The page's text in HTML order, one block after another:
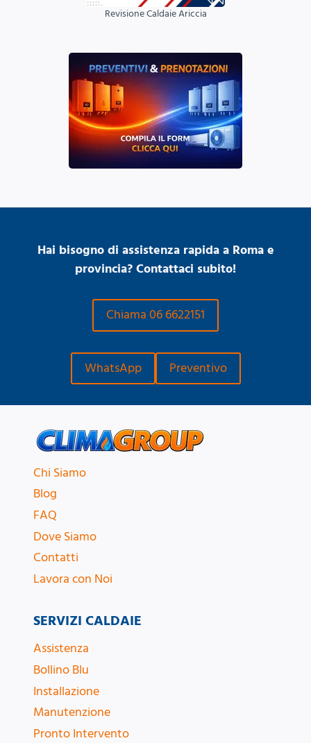
Revisione Caldaie Ariccia
Hai bisogno di assistenza rapida a Roma e
provincia? Contattaci subito!
Chiama 06 6622151
WhatsApp Preventivo
Chi Siamo
Blog
FAQ
Dove Siamo
Contatti
Lavora con Noi
SERVIZI CALDAIE
Assistenza
Bollino Blu
Installazione
Manutenzione
Pronto Intervento